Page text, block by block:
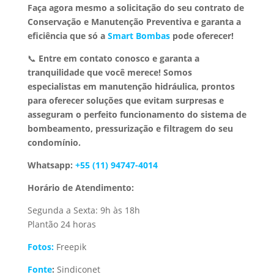
Faça agora mesmo a solicitação do seu contrato de
Conservação e Manutenção Preventiva e garanta a
eficiência que só a Smart Bombaspode oferecer!
📞 Entre em contato conosco e garanta a
tranquilidade que você merece! Somos
especialistas em manutenção hidráulica, prontos
para oferecer soluções que evitam surpresas e
asseguram o perfeito funcionamento do sistema de
bombeamento, pressurização e filtragem do seu
condomínio.
Whatsapp: +55 (11) 94747-4014
Horário de Atendimento:
Segunda a Sexta: 9h às 18h
Plantão 24 horas
Fotos:Freepik
Fonte: Sindiconet